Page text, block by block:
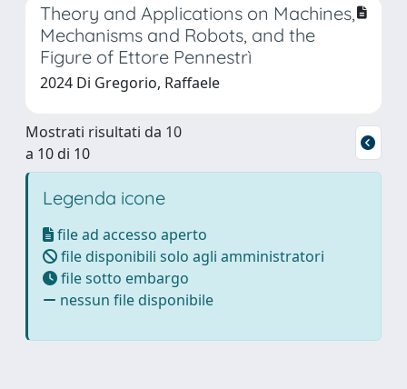
Theory and Applications on Machines,
Mechanisms and Robots, and the
Figure of Ettore Pennestrì
2024 Di Gregorio, Raffaele
Mostrati risultati da 10
a 10 di 10
Legenda icone
file ad accesso aperto
file disponibili solo agli amministratori
file sotto embargo
nessun file disponibile